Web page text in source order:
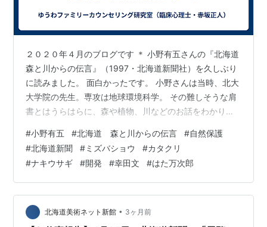
２０２０年４月のブログです ＊ 小野有五さんの『北海道
森と川からの伝言』（1997・北海道新聞社）を久しぶり
に読みました。 面白かったです。 小野さんは当時、北大
大学院の先生。専攻は地球環境科学。 その難しそうな肩
書とはうらはらに、森や植物、川などのお話をわかりや
連載されたエッセイ。 ミズバショウやカタクリなどの春
の花のお話から始まって、北大構内のハルニレ伐採のお
話や札幌の河畔林伐採のお話、さらには、士幌高原道路
となきうさぎくんのお話、千歳川放流路のお話、などな
ど、だんだんと深刻なお話になってきます。 深刻になる
のは小野さんのせいではなく、…
#小野有五 #北海道 森と川からの伝言 #自然保護
#北海道新聞 #ミズバショウ #カタクリ
#ナキウサギ #開発 #幸田文 #はた万次郎
北海道美術ネット新館 • 3ヶ月前